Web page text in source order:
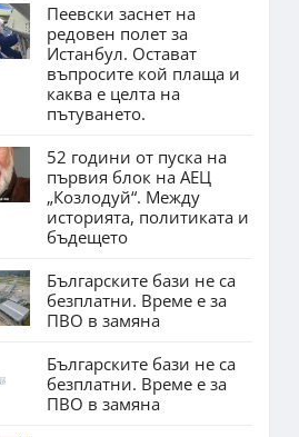
Пеевски заснет на
редовен полет за
Истанбул. Остават
въпросите кой плаща и
каква е целта на
пътуването.
52 години от пуска на
първия блок на АЕЦ
„Козлодуй“. Между
историята, политиката и
бъдещето
Българските бази не са
безплатни. Време е за
ПВО в замяна
Българските бази не са
безплатни. Време е за
ПВО в замяна